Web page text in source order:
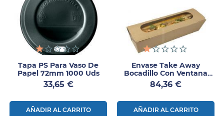
Tapa PS Para Vaso De
Papel 72mm 1000 Uds
Precio
33,65 €
AÑADIR AL CARRITO
Envase Take Away
Bocadillo Con Ventana
125uds
Precio
84,36 €
AÑADIR AL CARRITO